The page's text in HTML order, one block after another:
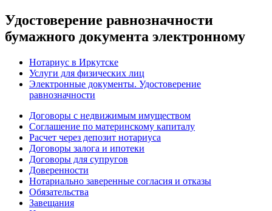
Удостоверение равнозначности
бумажного документа электронному
Нотариус в Иркутске
Услуги для физических лиц
Электронные документы. Удостоверение
равнозначности
Договоры с недвижимым имуществом
Соглашение по материнскому капиталу
Расчет через депозит нотариуса
Договоры залога и ипотеки
Договоры для супругов
Доверенности
Нотариально заверенные согласия и отказы
Обязательства
Завещания